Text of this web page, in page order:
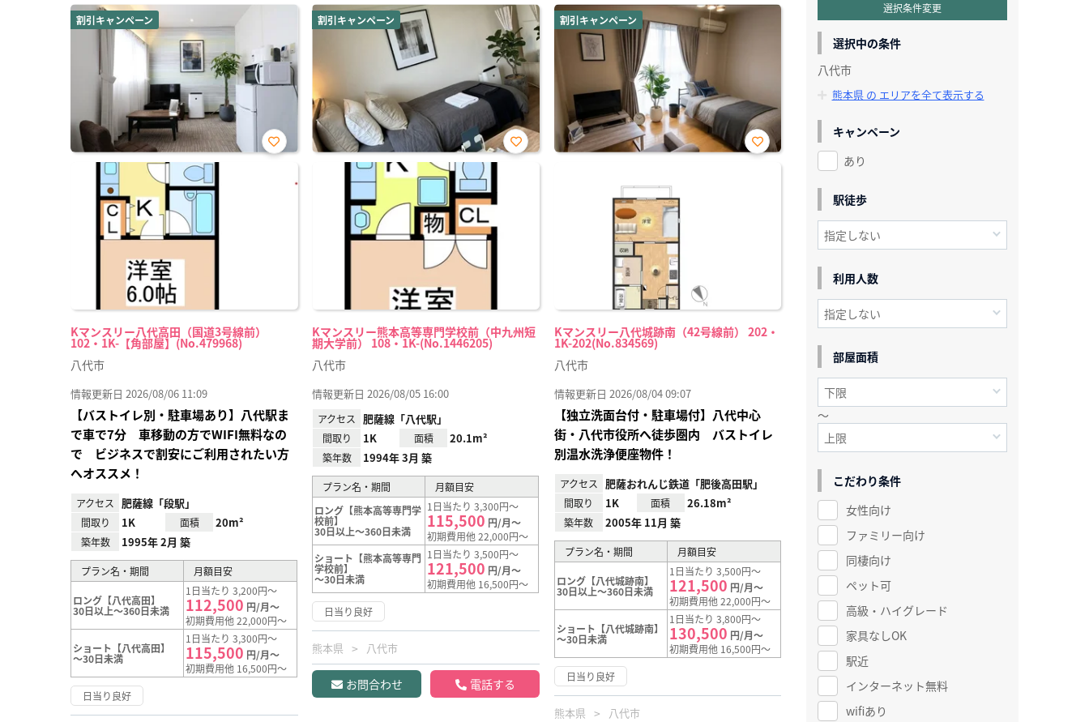
割引キャンペーン
Kマンスリー八代高田（国道3号線前）
102・1K-【角部屋】(No.479968)
お気
八代市
情報更新日 2026/08/06 11:09
【バストイレ別・駐車場あり】八代駅ま
で車で7分 車移動の方でWIFI無料なの
で ビジネスで割安にご利用されたい方
へオススメ！
アクセス 肥薩線「段駅」
間取り 1K 面積 20m²
築年数 1995年 2月 築
プラン名・期間 月額目安
ロング【八代高田】
30日以上～360日未満
1日当たり 3,200円～
112,500 円/月～
初期費用他 22,000円～
ショート【八代高田】
～30日未満
1日当たり 3,300円～
115,500 円/月～
初期費用他 16,500円～
日当り良好
割引キャンペーン
Kマンスリー熊本高等専門学校前（中九州短
期大学前） 108・1K-(No.1446205)
お気
八代市
情報更新日 2026/08/05 16:00
アクセス 肥薩線「八代駅」
間取り 1K 面積 20.1m²
築年数 1994年 3月 築
プラン名・期間
月額目安
ロング【熊本高等専門学
校前】
30日以上～360日未満
1日当たり 3,300円～
115,500 円/月～
初期費用他 22,000円～
ショート【熊本高等専門
学校前】
～30日未満
1日当たり 3,500円～
121,500 円/月～
初期費用他 16,500円～
日当り良好
熊本県 八代市
お問合わせ 電話する
割引キャンペーン
Kマンスリー八代城跡南（42号線前） 202・
1K-202(No.834569)
お気
八代市
情報更新日 2026/08/04 09:07
【独立洗面台付・駐車場付】八代中心
街・八代市役所へ徒歩圏内 バストイレ
別温水洗浄便座物件！
アクセス 肥薩おれんじ鉄道「肥後高田駅」
間取り 1K 面積 26.18m²
築年数 2005年 11月 築
プラン名・期間 月額目安
ロング【八代城跡南】
30日以上～360日未満
1日当たり 3,500円～
121,500 円/月～
初期費用他 22,000円～
ショート【八代城跡南】
～30日未満
1日当たり 3,800円～
130,500 円/月～
初期費用他 16,500円～
日当り良好
熊本県 八代市
選択条件変更
選択中の条件
八代市
熊本県 の エリアを全て表示する
キャンペーン
あり
駅徒歩
利用人数
部屋面積
～
こだわり条件
女性向け
ファミリー向け
同棲向け
ペット可
高級・ハイグレード
家具なしOK
駅近
インターネット無料
wifiあり